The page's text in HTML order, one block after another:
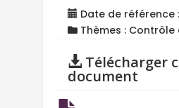
Date de référence
Thèmes : Contrôle
Télécharger
document